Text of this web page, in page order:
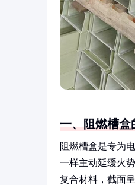
一、阻燃槽盒
阻燃槽盒是专为
一样主动延缓火
复合材料，截面